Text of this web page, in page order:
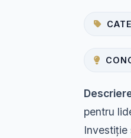
pentru
Investiție